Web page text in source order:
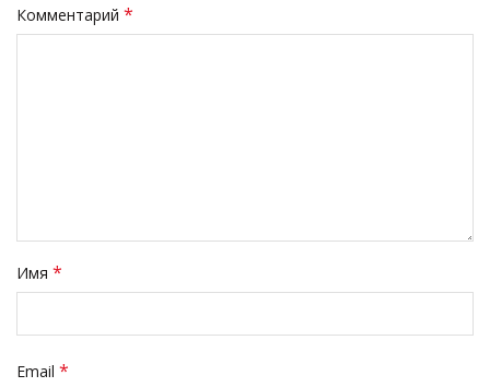
Комментарий *
Имя *
Email *